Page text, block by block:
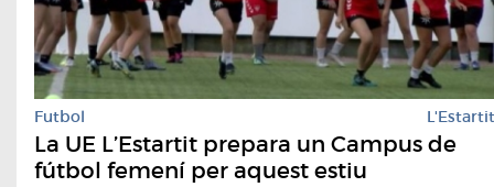
Futbol L'Estartit
La UE L’Estartit prepara un Campus de
fútbol femení per aquest estiu